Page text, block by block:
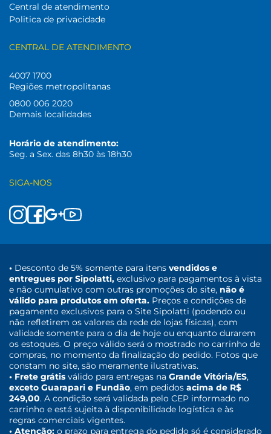
Central de atendimento
Politica de privacidade
CENTRAL DE ATENDIMENTO
4007 1700
Regiões metropolitanas
0800 006 2020
Demais localidades
Horário de atendimento:
Seg. a Sex. das 8h30 às 18h30
SIGA-NOS
• Desconto de 5% somente para itens vendidos e
entregues por Sipolatti, exclusivo para pagamentos à vista
e não cumulativo com outras promoções do site, não é
válido para produtos em oferta. Preços e condições de
pagamento exclusivos para o Site Sipolatti (podendo ou
não refletirem os valores da rede de lojas físicas), com
validade somente para o dia de hoje ou enquanto durarem
os estoques. O preço válido será o mostrado no carrinho de
compras, no momento da finalização do pedido. Fotos que
constam no site, são meramente ilustrativas.
• Frete grátis válido para entregas na Grande Vitória/ES,
exceto Guarapari e Fundão, em pedidos acima de R$
249,00. A condição será validada pelo CEP informado no
carrinho e está sujeita à disponibilidade logística e às
regras comerciais vigentes.
• Atenção: o prazo para entrega do pedido só é considerado